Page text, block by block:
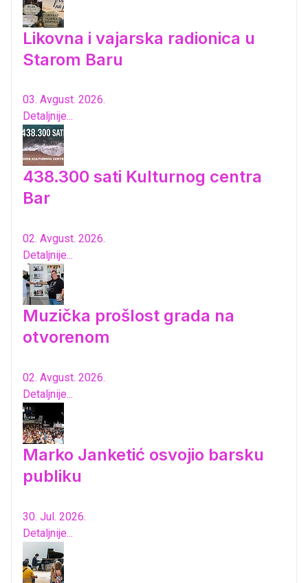
Likovna i vajarska radionica u
Starom Baru
03. Avgust. 2026.
Detaljnije...
438.300 sati Kulturnog centra
Bar
02. Avgust. 2026.
Detaljnije...
Muzička prošlost grada na
otvorenom
02. Avgust. 2026.
Detaljnije...
Marko Janketić osvojio barsku
publiku
30. Jul. 2026.
Detaljnije...